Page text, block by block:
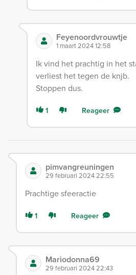
Feyenoordvrouwtje
1 maart 2024 12:58
Ik vind het prachtig in het
verliest het tegen de knjb.
Stoppen dus.
1 Reageer
pimvangreuningen
29 februari 2024 22:55
Prachtige sfeeractie
1 Reageer
Mariodonna69
29 februari 2024 22:43